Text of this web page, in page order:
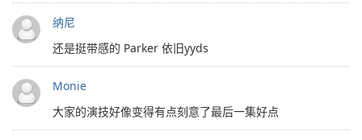
纳尼
还是挺带感的 Parker 依旧yyds
Monie
大家的演技好像变得有点刻意了最后一集好点